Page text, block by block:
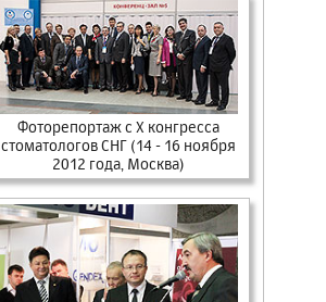
Фоторепортаж с X конгресса
стоматологов СНГ (14 - 16 ноября
2012 года, Москва)